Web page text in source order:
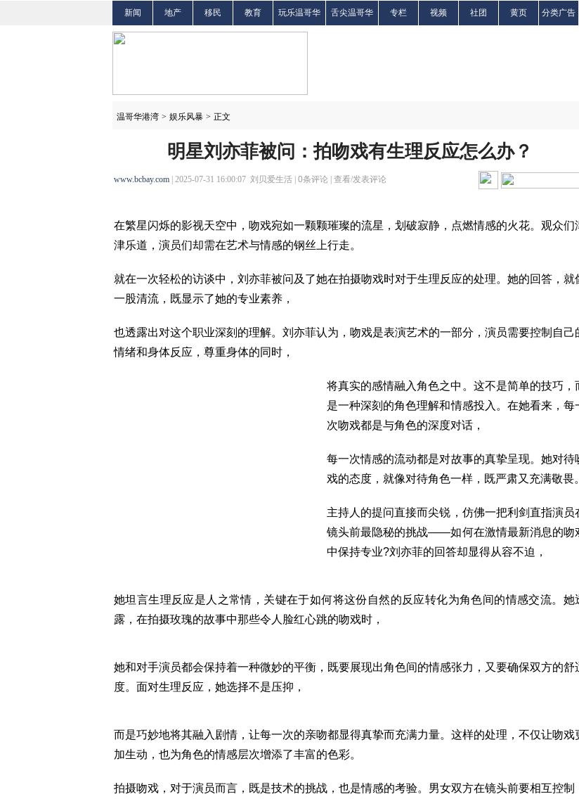
新闻 地产 移民 教育 玩乐温哥华 舌尖温哥华 专栏 视频 社团 黄页 分类广告
温哥华港湾 > 娱乐风暴 > 正文
明星刘亦菲被问：拍吻戏有生理反应怎么办？
www.bcbay.com | 2025-07-31 16:00:07 刘贝爱生活 | 0条评论 | 查看/发表评论
在繁星闪烁的影视天空中，吻戏宛如一颗颗璀璨的流星，划破寂静，点燃情感的火花。观众们
津乐道，演员们却需在艺术与情感的钢丝上行走。
就在一次轻松的访谈中，刘亦菲被问及了她在拍摄吻戏时对于生理反应的处理。她的回答，就
一股清流，既显示了她的专业素养，
也透露出对这个职业深刻的理解。刘亦菲认为，吻戏是表演艺术的一部分，演员需要控制自己
情绪和身体反应，尊重身体的同时，
将真实的感情融入角色之中。这不是简单的技巧，
是一种深刻的角色理解和情感投入。在她看来，每
次吻戏都是与角色的深度对话，
每一次情感的流动都是对故事的真挚呈现。她对待
戏的态度，就像对待角色一样，既严肃又充满敬畏。
主持人的提问直接而尖锐，仿佛一把利剑直指演员
镜头前最隐秘的挑战——如何在激情最新消息的吻
中保持专业?刘亦菲的回答却显得从容不迫，
她坦言生理反应是人之常情，关键在于如何将这份自然的反应转化为角色间的情感交流。她
露，在拍摄玫瑰的故事中那些令人脸红心跳的吻戏时，
她和对手演员都会保持着一种微妙的平衡，既要展现出角色间的情感张力，又要确保双方的舒
度。面对生理反应，她选择不是压抑，
而是巧妙地将其融入剧情，让每一次的亲吻都显得真挚而充满力量。这样的处理，不仅让吻戏
加生动，也为角色的情感层次增添了丰富的色彩。
拍摄吻戏，对于演员而言，既是技术的挑战，也是情感的考验。男女双方在镜头前要相互控制